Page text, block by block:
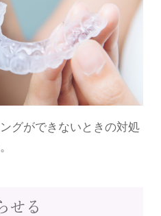
グができないときの対処
せる